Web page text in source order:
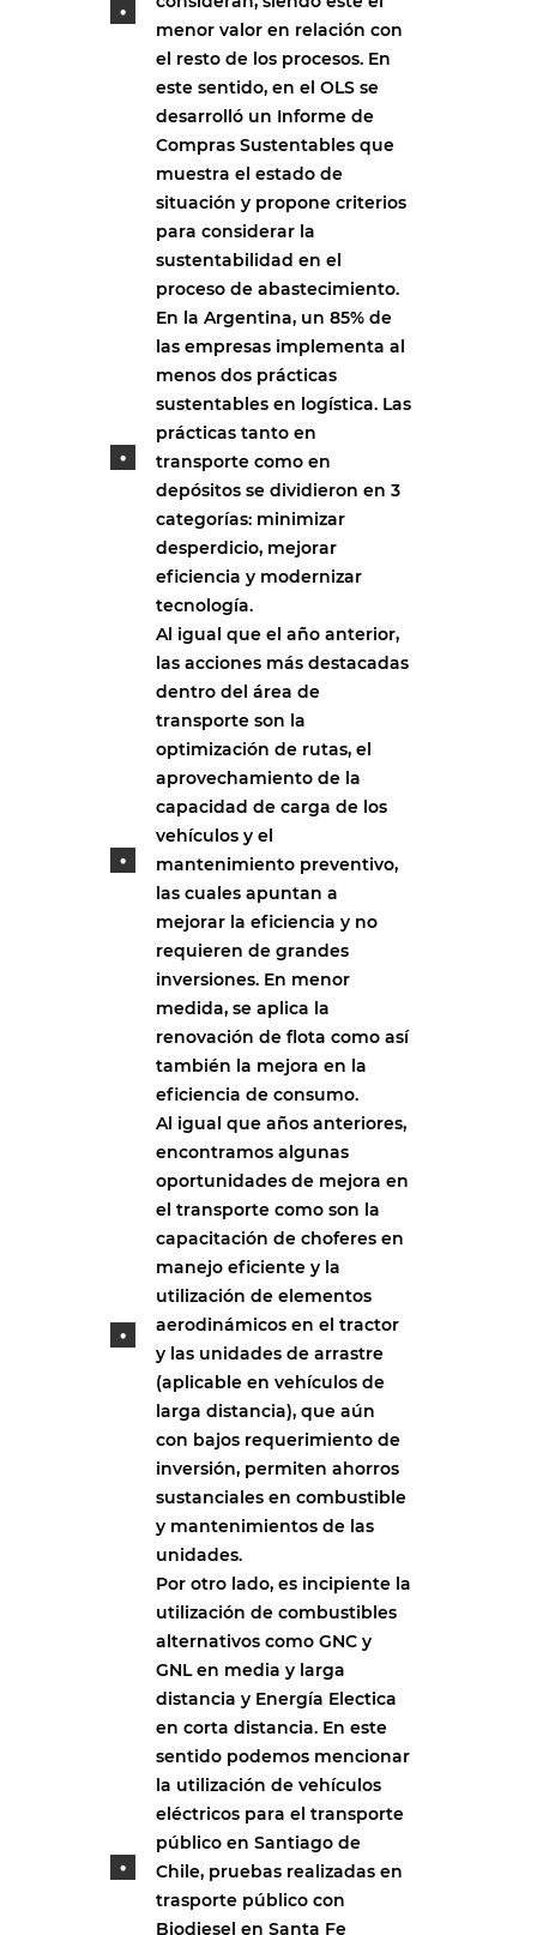
menor valor en relación con
el resto de los procesos. En
este sentido, en el OLS se
desarrolló un Informe de
Compras Sustentables que
muestra el estado de
situación y propone criterios
para considerar la
sustentabilidad en el
proceso de abastecimiento.
En la Argentina, un 85% de
las empresas implementa al
menos dos prácticas
sustentables en logística. Las
prácticas tanto en
transporte como en
depósitos se dividieron en 3
categorías: minimizar
desperdicio, mejorar
eficiencia y modernizar
tecnología.
Al igual que el año anterior,
las acciones más destacadas
dentro del área de
transporte son la
optimización de rutas, el
aprovechamiento de la
capacidad de carga de los
vehículos y el
mantenimiento preventivo,
las cuales apuntan a
mejorar la eficiencia y no
requieren de grandes
inversiones. En menor
medida, se aplica la
renovación de flota como así
también la mejora en la
eficiencia de consumo.
Al igual que años anteriores,
encontramos algunas
oportunidades de mejora en
el transporte como son la
capacitación de choferes en
manejo eficiente y la
utilización de elementos
aerodinámicos en el tractor
y las unidades de arrastre
(aplicable en vehículos de
larga distancia), que aún
con bajos requerimiento de
inversión, permiten ahorros
sustanciales en combustible
y mantenimientos de las
unidades.
Por otro lado, es incipiente la
utilización de combustibles
alternativos como GNC y
GNL en media y larga
distancia y Energía Electica
en corta distancia. En este
sentido podemos mencionar
la utilización de vehículos
eléctricos para el transporte
público en Santiago de
Chile, pruebas realizadas en
trasporte público con
Biodiesel en Santa Fe